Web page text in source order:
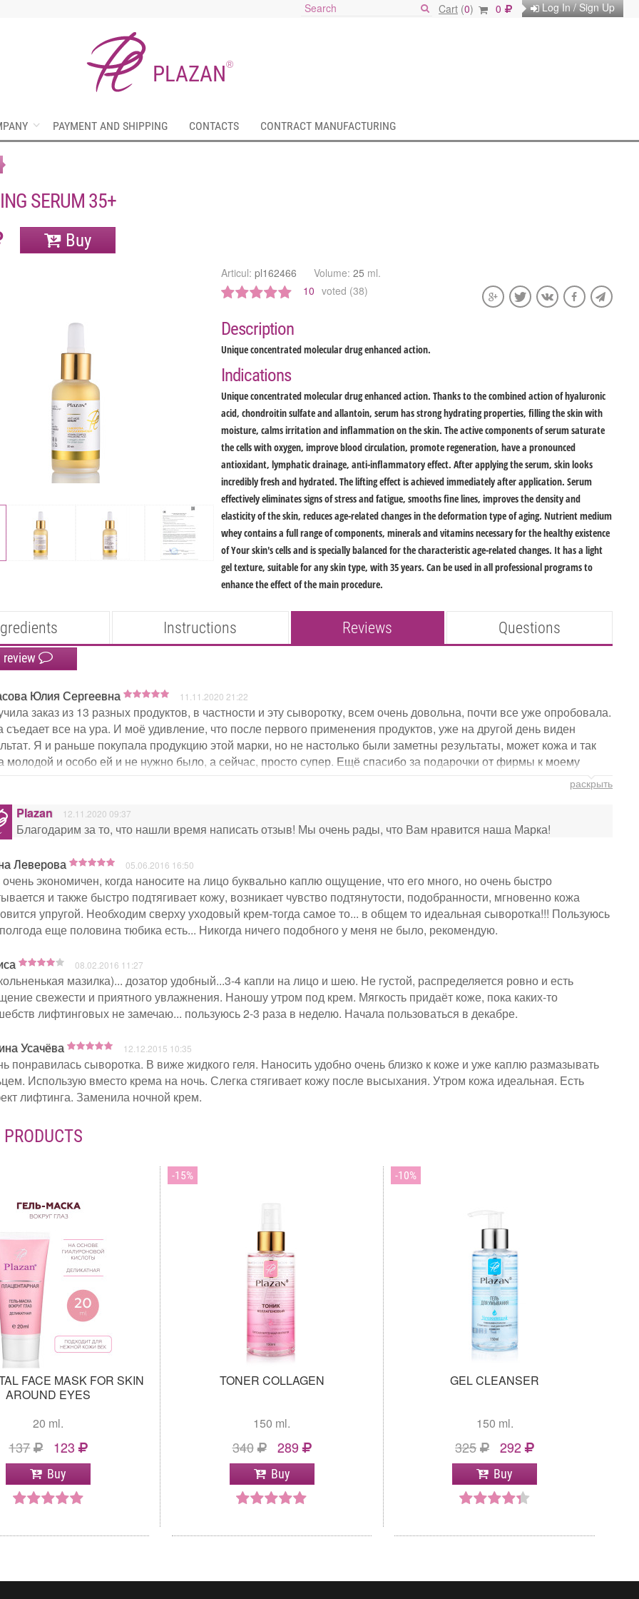
Cart (0) 0 Log In / Sign Up
PLAZAN®
PAYMENT AND SHIPPING CONTACTS CONTRACT MANUFACTURING
SERUM 35+
Buy
Articul:pl162466 Volume:25 ml.
10 voted (38)
Description
Unique concentrated molecular drug enhanced action.
Indications
Unique concentrated molecular drug enhanced action. Thanks to the combined action of hyaluronic
acid, chondroitin sulfate and allantoin, serum has strong hydrating properties, filling the skin with
moisture, calms irritation and inflammation on the skin. The active components of serum saturate
the cells with oxygen, improve blood circulation, promote regeneration, have a pronounced
antioxidant, lymphatic drainage, anti-inflammatory effect. After applying the serum, skin looks
incredibly fresh and hydrated. The lifting effect is achieved immediately after application. Serum
effectively eliminates signs of stress and fatigue, smooths fine lines, improves the density and
elasticity of the skin, reduces age-related changes in the deformation type of aging. Nutrient medium
whey contains a full range of components, minerals and vitamins necessary for the healthy existence
of Your skin's cells and is specially balanced for the characteristic age-related changes. It has a light
gel texture, suitable for any skin type, with 35 years. Can be used in all professional programs to
enhance the effect of the main procedure.
Instructions Reviews Questions
review
Юлия Сергеевна 11.11.2020 21:22
заказ из 13 разных продуктов, в частности и эту сыворотку, всем очень довольна, почти все уже опробовала.
съедает все на ура. И моё удивление, что после первого применения продуктов, уже на другой день виден
Я и раньше покупала продукцию этой марки, но не настолько были заметны результаты, может кожа и так
молодой и особо ей и не нужно было, а сейчас, просто супер. Ещё спасибо за подарочки от фирмы к моему
точек( магазинов) было побольше в Санкт Петербурге ( я посещала точку у Московских ворот), а сейчас точек
и приходится заказывать через сайт. На точке можно было купить пару продуктов и получить рекомендацию, а на
заказываю много, т. к не знаю, что подойдёт.
раскрыть
Plazan 12.11.2020 09:37
Благодарим за то, что нашли время написать отзыв! Мы очень рады, что Вам нравится наша Марка!
Леверова 05.06.2016 16:50
очень экономичен, когда наносите на лицо буквально каплю ощущение, что его много, но очень быстро
и также быстро подтягивает кожу, возникает чувство подтянутости, подобранности, мгновенно кожа
упругой. Необходим сверху уходовый крем-тогда самое то... в общем то идеальная сыворотка!!! Пользуюсь
еще половина тюбика есть... Никогда ничего подобного у меня не было, рекомендую.
08.02.2016 11:27
мазилка)... дозатор удобный...3-4 капли на лицо и шею. Не густой, распределяется ровно и есть
свежести и приятного увлажнения. Наношу утром под крем. Мягкость придаёт коже, пока каких-то
лифтинговых не замечаю... пользуюсь 2-3 раза в неделю. Начала пользоваться в декабре.
Усачёва 12.12.2015 10:35
понравилась сыворотка. В виже жидкого геля. Наносить удобно очень близко к коже и уже каплю размазывать
Использую вместо крема на ночь. Слегка стягивает кожу после высыхания. Утром кожа идеальная. Есть
лифтинга. Заменила ночной крем.
PRODUCTS
FACE MASK FOR SKIN
AROUND EYES
20 ml.
137 123
Buy
15
TONER COLLAGEN
150 ml.
340 289
Buy
10
GEL CLEANSER
150 ml.
325 292
Buy